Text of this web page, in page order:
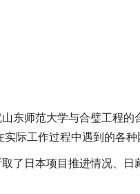
东师范大学与合璧工程
实际工作过程中遇到的各
了日本项目推进情况、日